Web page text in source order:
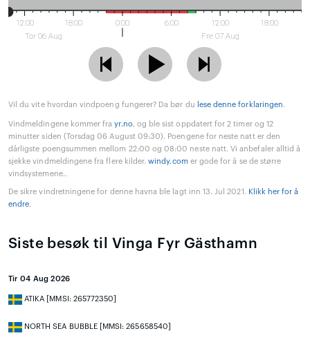
12:00
Tor 06 Aug
18:00 0:00 6:00
12:00
Fre 07 Aug
18:00
Vil du vite hvordan vindpoeng fungerer? Da bør du lese denne forklaringen.
Vindmeldingene kommer frayr.no, og ble sist oppdatert for 2 timer og 12
minutter siden (Torsdag 06 August 09:30). Poengene for neste natt er den
dårligste poengsummen mellom 22:00 og 08:00 neste natt. Vi anbefaler alltid å
sjekke vindmeldingene fra flere kilder.windy.comer gode for å se de større
vindsystemene..
De sikre vindretningene for denne havna ble lagt inn 13. Jul 2021. Klikk her for å
endre.
Siste besøk til Vinga Fyr Gästhamn
Tir 04 Aug 2026
ATIKA [MMSI: 265772350]
NORTH SEA BUBBLE [MMSI: 265658540]